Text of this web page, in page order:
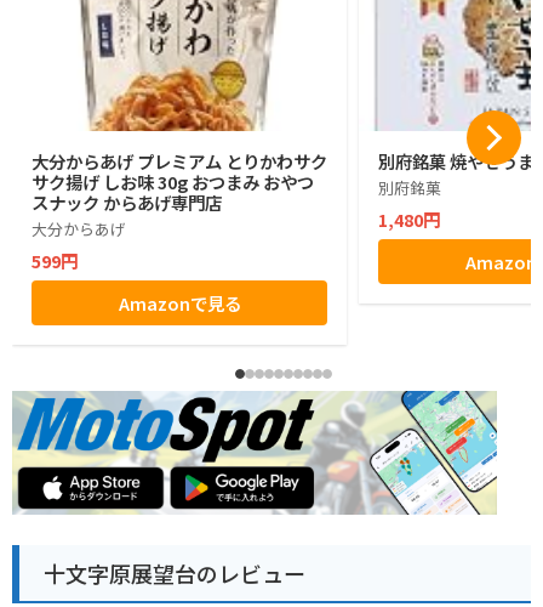
大分からあげ プレミアム とりかわサク
サク揚げ しお味 30g おつまみ おやつ
スナック からあげ専門店
大分からあげ
599円
Amazonで見る
別府銘菓 焼やせうま
別府銘菓
1,480円
Amazon
十文字原展望台のレビュー